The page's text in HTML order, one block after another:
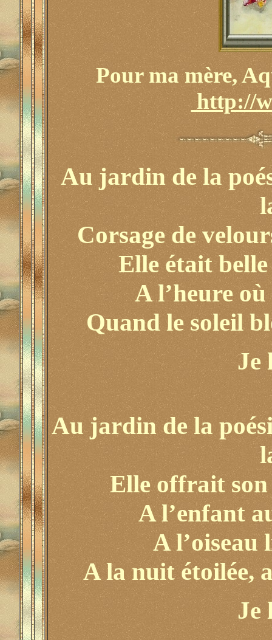
Pour ma mère,
http://
Au jardin de la
Corsage de
Elle était
A l’heure
Quand le soleil
Je
Au jardin de la
Elle offrait
A l’enfant
A l’oiseau
A la nuit étoilée,
Je